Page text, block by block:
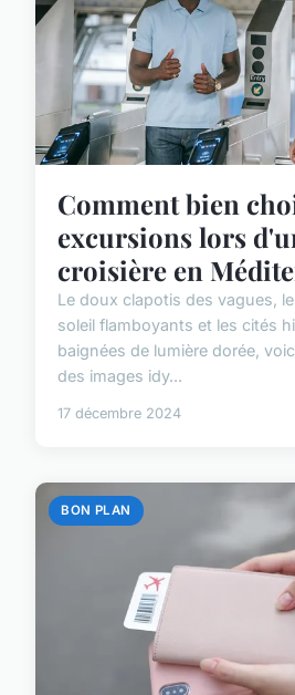
Comment bien
excursions lors
croisière en
Le doux clapotis des vagues,
soleil flamboyants et les cités
baignées de lumière dorée,
des images idy...
17 décembre 2024
BON PLAN